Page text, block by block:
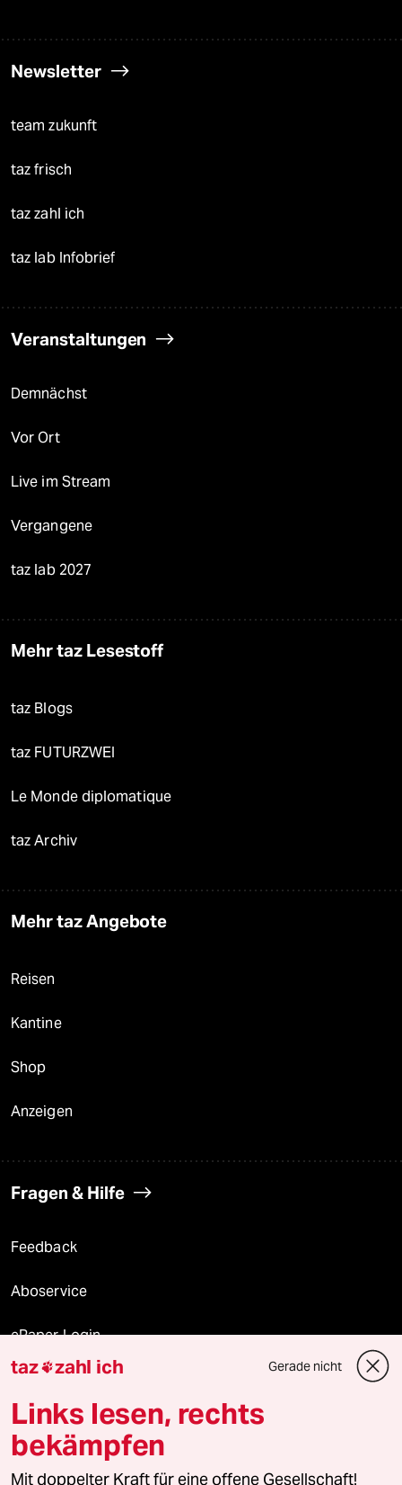
Newsletter
team zukunft
taz frisch
taz zahl ich
taz lab Infobrief
Veranstaltungen
Demnächst
Vor Ort
Live im Stream
Vergangene
taz lab 2027
Mehr taz Lesestoff
taz Blogs
taz FUTURZWEI
Le Monde diplomatique
taz Archiv
Mehr taz Angebote
Reisen
Kantine
Shop
Anzeigen
Fragen & Hilfe
Feedback
Aboservice
ePaper Login
Downloads für Abonnierende
© 2026 taz Verlags und Vertriebs GmbH
Alle Rechte vorbehalten. Bei rechtlichen Fragen oder für Genehmigungen
taz zahl ich Gerade nicht
Links lesen, rechts
bekämpfen
Mit doppelter Kraft für eine offene Gesellschaft!